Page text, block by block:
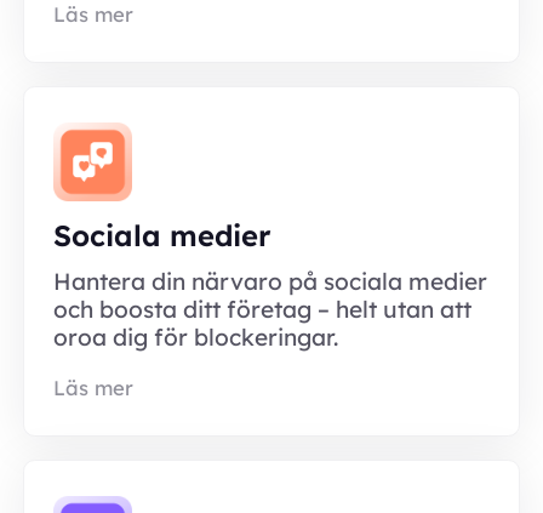
Läs mer
Sociala medier
Hantera din närvaro på sociala medier
och boosta ditt företag – helt utan att
oroa dig för blockeringar.
Läs mer